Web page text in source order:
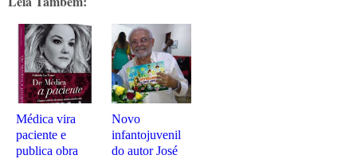
Médica vira
paciente e
publica obra
Novo
infantojuvenil
do autor José